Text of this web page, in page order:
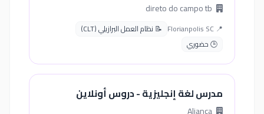
📍 Florianpolis SC
📝 نظام العمل البرازيلي (CLT)
🕒 حضوري
مدرس لغة إنجليزية - دروس أونلاين